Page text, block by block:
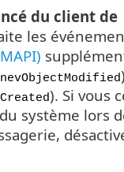
du client de
les
). Si vous
système lors